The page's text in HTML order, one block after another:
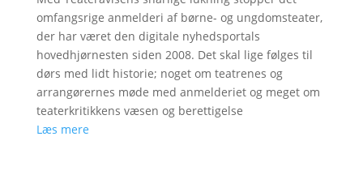
omfangsrige anmelderi af børne- og ungdomsteater,
der har været den digitale nyhedsportals
hovedhjørnesten siden 2008. Det skal lige følges til
dørs med lidt historie; noget om teatrenes og
arrangørernes møde med anmelderiet og meget om
teaterkritikkens væsen og berettigelse
Læs mere